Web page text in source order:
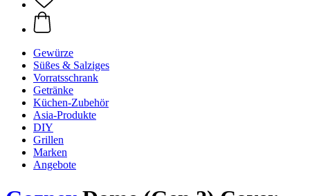
Gewürze
Süßes & Salziges
Vorratsschrank
Getränke
Küchen-Zubehör
Asia-Produkte
DIY
Grillen
Marken
Angebote